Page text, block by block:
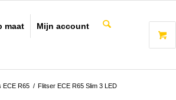
maat Mijn account
ECE R65 / Flitser ECE R65 Slim 3 LED